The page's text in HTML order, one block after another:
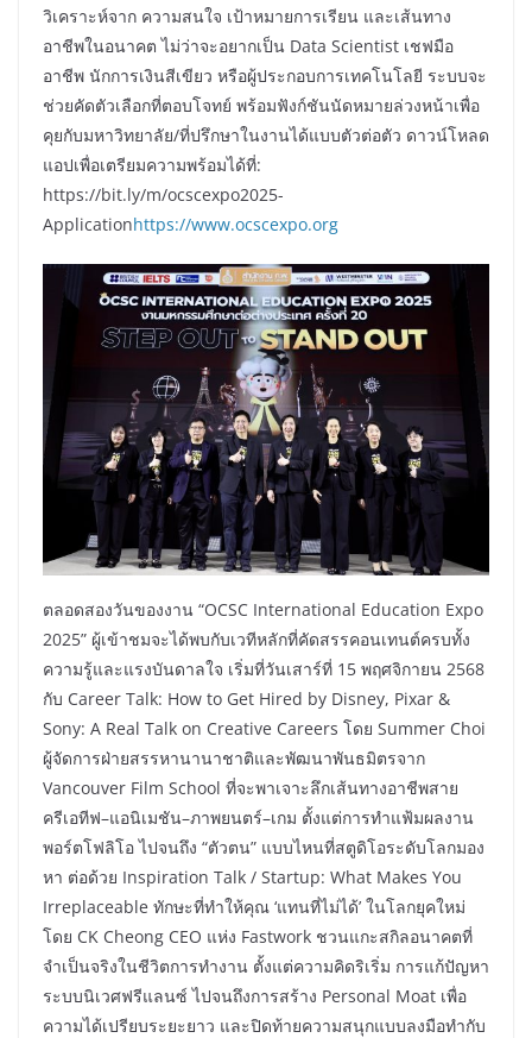
วิเคราะห์จาก ความสนใจ เป้าหมายการเรียน และเส้นทาง
อาชีพในอนาคต ไม่ว่าจะอยากเป็น Data Scientist เชฟมือ
อาชีพ นักการเงินสีเขียว หรือผู้ประกอบการเทคโนโลยี ระบบจะ
ช่วยคัดตัวเลือกที่ตอบโจทย์ พร้อมฟังก์ชันนัดหมายล่วงหน้าเพื่อ
คุยกับมหาวิทยาลัย/ที่ปรึกษาในงานได้แบบตัวต่อตัว ดาวน์โหลด
แอปเพื่อเตรียมความพร้อมได้ที่:
https://bit.ly/m/ocscexpo2025-
Applicationhttps://www.ocscexpo.org
ตลอดสองวันของงาน “OCSC International Education Expo
2025” ผู้เข้าชมจะได้พบกับเวทีหลักที่คัดสรรคอนเทนต์ครบทั้ง
ความรู้และแรงบันดาลใจ เริ่มที่วันเสาร์ที่ 15 พฤศจิกายน 2568
กับ Career Talk: How to Get Hired by Disney, Pixar &
Sony: A Real Talk on Creative Careers โดย Summer Choi
ผู้จัดการฝ่ายสรรหานานาชาติและพัฒนาพันธมิตรจาก
Vancouver Film School ที่จะพาเจาะลึกเส้นทางอาชีพสาย
ครีเอทีฟ–แอนิเมชัน–ภาพยนตร์–เกม ตั้งแต่การทำแฟ้มผลงาน
พอร์ตโฟลิโอ ไปจนถึง “ตัวตน” แบบไหนที่สตูดิโอระดับโลกมอง
หา ต่อด้วย Inspiration Talk / Startup: What Makes You
Irreplaceable ทักษะที่ทำให้คุณ ‘แทนที่ไม่ได้’ ในโลกยุคใหม่
โดย CK Cheong CEO แห่ง Fastwork ชวนแกะสกิลอนาคตที่
จำเป็นจริงในชีวิตการทำงาน ตั้งแต่ความคิดริเริ่ม การแก้ปัญหา
ระบบนิเวศฟรีแลนซ์ ไปจนถึงการสร้าง Personal Moat เพื่อ
ความได้เปรียบระยะยาว และปิดท้ายความสนุกแบบลงมือทำกับ